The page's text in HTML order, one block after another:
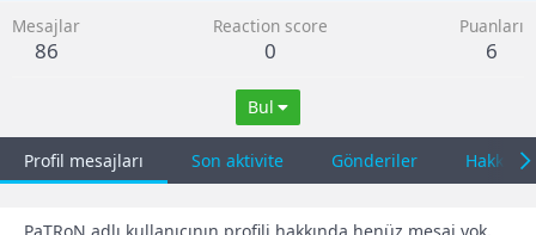
Mesajlar
86
Reaction score
0
Puanları
6
Bul
Profil mesajları Son aktivite Gönderiler